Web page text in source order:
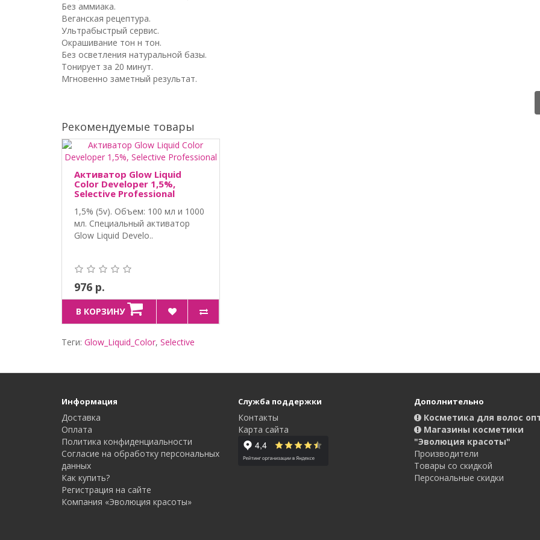
Без аммиака.
Веганская рецептура.
Ультрабыстрый сервис.
Окрашивание тон н тон.
Без осветления натуральной базы.
Тонирует за 20 минут.
Мгновенно заметный результат.
Рекомендуемые товары
Активатор Glow Liquid
Color Developer 1,5%,
Selective Professional
1,5% (5v). Объем: 100 мл и 1000
мл. Специальный активатор
Glow Liquid Develo..
976 р.
В КОРЗИНУ
Теги: Glow_Liquid_Color, Selective
Информация
Доставка
Оплата
Политика конфиденциальности
Согласие на обработку персональных
данных
Как купить?
Регистрация на сайте
Компания «Эволюция красоты»
Служба поддержки
Контакты
Карта сайта
Дополнительно
Косметика для волос
Магазины косметики
"Эволюция красоты"
Производители
Товары со скидкой
Персональные скидки